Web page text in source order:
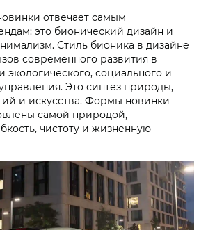
отвечает самым
это бионический дизайн и
Стиль бионика в дизайне
современного развития в
экологического, социального и
Это синтез природы,
и искусства. Формы новинки
самой природой,
чистоту и жизненную